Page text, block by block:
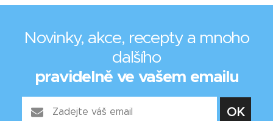
Novinky, akce, recepty a mnoho
dalšího
pravidelně ve vašem emailu